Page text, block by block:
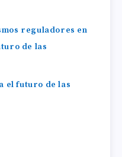
reguladores en
de las
el futuro de las